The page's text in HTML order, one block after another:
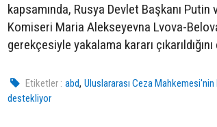
kapsamında, Rusya Devlet Başkanı Putin
Komiseri Maria Alekseyevna Lvova-
gerekçesiyle yakalama kararı
Etiketler : abd,Uluslararası Ceza Mahkemesi'nin
destekliyor